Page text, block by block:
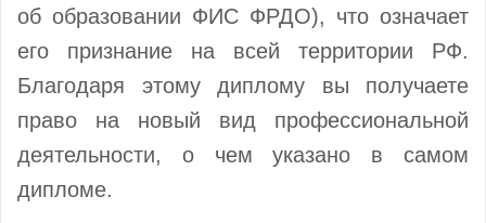
об образовании ФИС ФРДО), что означает
его признание на всей территории РФ.
Благодаря этому диплому вы получаете
право на новый вид профессиональной
деятельности, о чем указано в самом
дипломе.